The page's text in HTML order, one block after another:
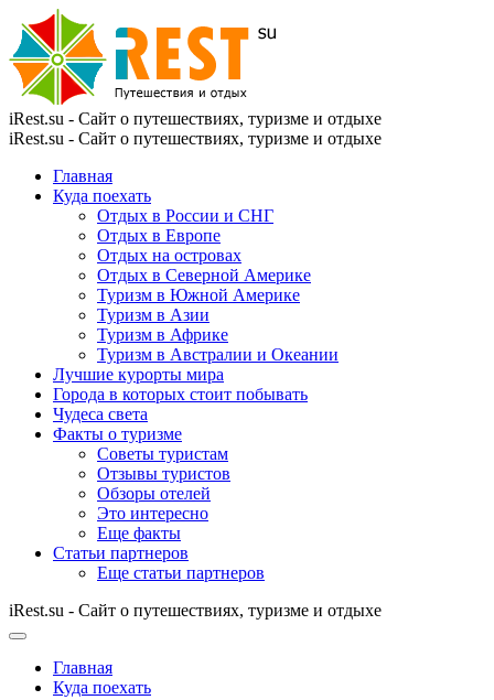
iRest.su - Сайт о путешествиях, туризме и отдыхе
iRest.su - Сайт о путешествиях, туризме и отдыхе
Главная
Куда поехать
Отдых в России и СНГ
Отдых в Европе
Отдых на островах
Отдых в Северной Америке
Туризм в Южной Америке
Туризм в Азии
Туризм в Африке
Туризм в Австралии и Океании
Лучшие курорты мира
Города в которых стоит побывать
Чудеса света
Факты о туризме
Советы туристам
Отзывы туристов
Обзоры отелей
Это интересно
Еще факты
Статьи партнеров
Еще статьи партнеров
iRest.su - Сайт о путешествиях, туризме и отдыхе
Главная
Куда поехать